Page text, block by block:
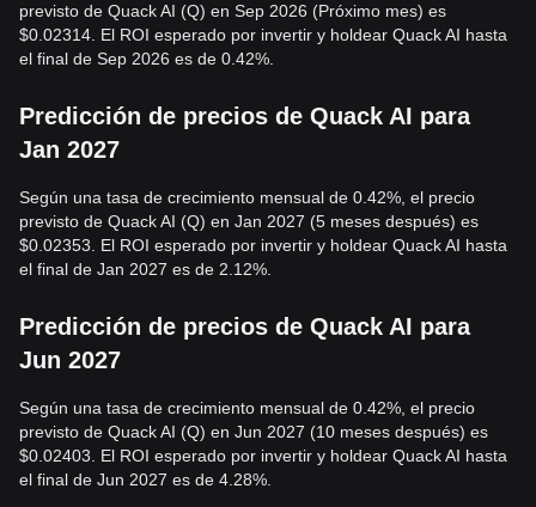
previsto de Quack AI (Q) en Sep 2026 (Próximo mes) es
$0.02314. El ROI esperado por invertir y holdear Quack AI hasta
el final de Sep 2026 es de 0.42%.
Predicción de precios de Quack AI para
Jan 2027
Según una tasa de crecimiento mensual de 0.42%, el precio
previsto de Quack AI (Q) en Jan 2027 (5 meses después) es
$0.02353. El ROI esperado por invertir y holdear Quack AI hasta
el final de Jan 2027 es de 2.12%.
Predicción de precios de Quack AI para
Jun 2027
Según una tasa de crecimiento mensual de 0.42%, el precio
previsto de Quack AI (Q) en Jun 2027 (10 meses después) es
$0.02403. El ROI esperado por invertir y holdear Quack AI hasta
el final de Jun 2027 es de 4.28%.